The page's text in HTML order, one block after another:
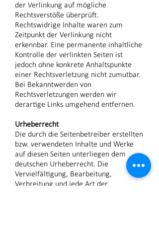
der Verlinkung auf mögliche
Rechtsverstöße überprüft.
Rechtswidrige Inhalte waren zum
Zeitpunkt der Verlinkung nicht
erkennbar. Eine permanente inhaltliche
Kontrolle der verlinkten Seiten ist
jedoch ohne konkrete Anhaltspunkte
einer Rechtsverletzung nicht zumutbar.
Bei Bekanntwerden von
Rechtsverletzungen werden wir
derartige Links umgehend entfernen.
Urheberrecht
Die durch die Seitenbetreiber erstellten
bzw. verwendeten Inhalte und Werke
auf diesen Seiten unterliegen dem
deutschen Urheberrecht. Die
Vervielfältigung, Bearbeitung,
Verbreitung und jede Art der